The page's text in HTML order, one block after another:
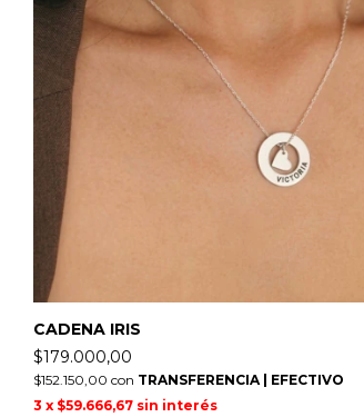
CADENA IRIS
$179.000,00
$152.150,00 con TRANSFERENCIA | EFECTIVO
3 x $59.666,67 sin interés